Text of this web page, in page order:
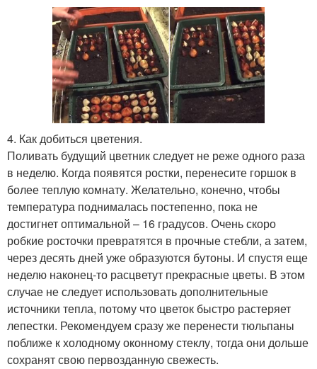
4. Как добиться цветения.
Поливать будущий цветник следует не реже одного раза
в неделю. Когда появятся ростки, перенесите горшок в
более теплую комнату. Желательно, конечно, чтобы
температура поднималась постепенно, пока не
достигнет оптимальной – 16 градусов. Очень скоро
робкие росточки превратятся в прочные стебли, а затем,
через десять дней уже образуются бутоны. И спустя еще
неделю наконец-то расцветут прекрасные цветы. В этом
случае не следует использовать дополнительные
источники тепла, потому что цветок быстро растеряет
лепестки. Рекомендуем сразу же перенести тюльпаны
поближе к холодному оконному стеклу, тогда они дольше
сохранят свою первозданную свежесть.